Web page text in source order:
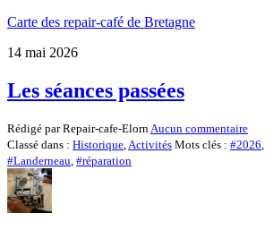
Carte des repair-café de Bretagne
14 mai 2026
Les séances passées
Rédigé par Repair-cafe-ElornAucun commentaire
Classé dans : Historique,Activités Mots clés : #2026,
#Landerneau, #réparation